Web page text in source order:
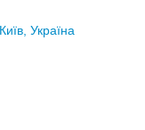
Україна